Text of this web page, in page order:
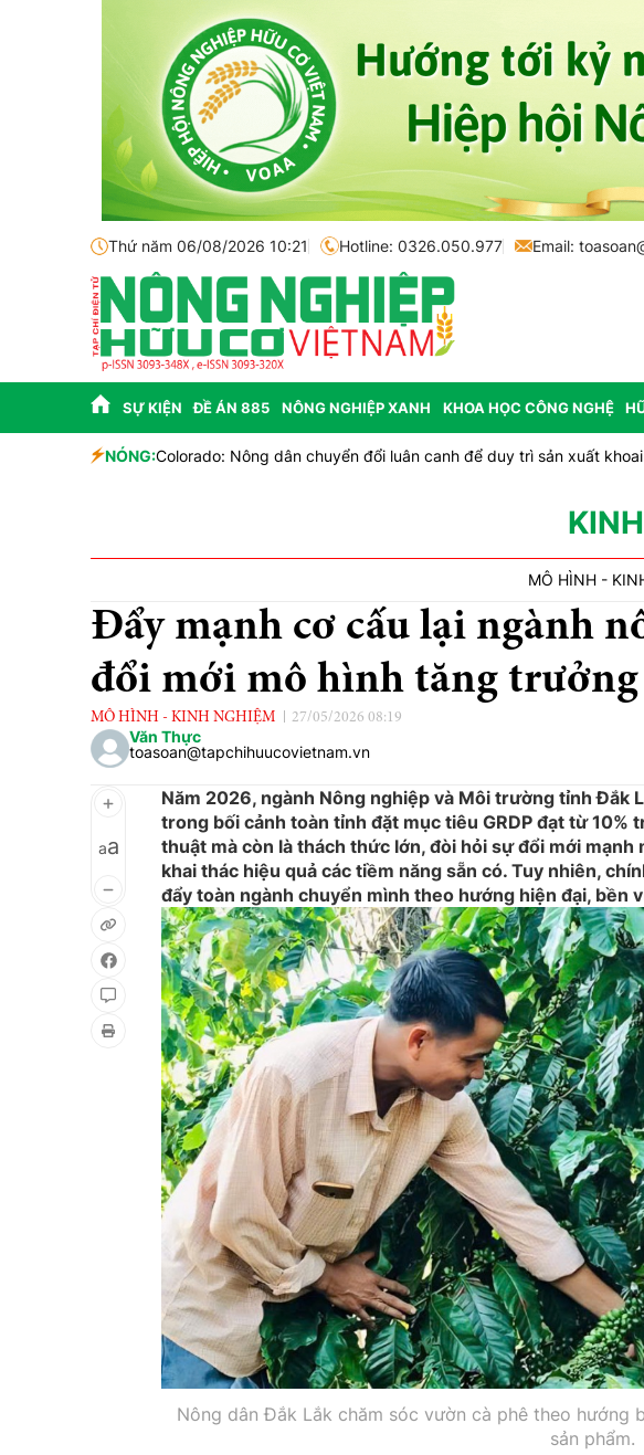
Thứ năm 06/08/2026 10:21 Hotline: 0326.050.977 Email:
SỰ KIỆN ĐỀ ÁN 885 NÔNG NGHIỆP XANH KHOA HỌC CÔNG NGHỆ
NÓNG:Colorado: Nông dân chuyển đổi luân canh để duy trì sản xuất
MÔ HÌNH -
Đẩy mạnh cơ cấu lại ngành
đổi mới mô hình tăng trưởng
MÔ HÌNH - KINH NGHIỆM 27/05/2026 08:19
Văn Thực
toasoan@tapchihuucovietnam.vn
aa
Năm 2026, ngành Nông nghiệp và Môi trường tỉnh Đắk
trong bối cảnh toàn tỉnh đặt mục tiêu GRDP đạt từ 10%
thuật mà còn là thách thức lớn, đòi hỏi sự đổi mới
khai thác hiệu quả các tiềm năng sẵn có. Tuy nhiên,
đẩy toàn ngành chuyển mình theo hướng hiện đại, bền
Nông dân Đắk Lắk chăm sóc vườn cà phê theo hướng
sản phẩm.